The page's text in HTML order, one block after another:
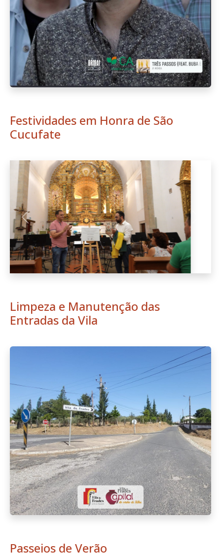
Festividades em Honra de São
Cucufate
Anterior
Limpeza e Manutenção das
Entradas da Vila
Passeios de Verão